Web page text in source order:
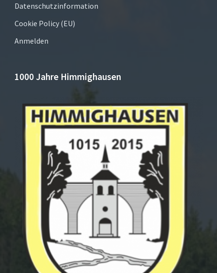
Datenschutzinformation
Cookie Policy (EU)
Anmelden
1000 Jahre Himmighausen